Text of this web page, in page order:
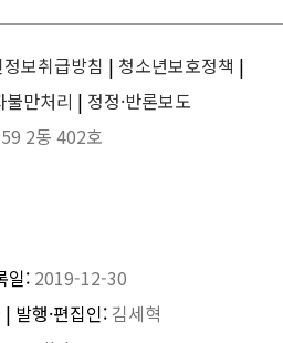
보취급방침 | 청소년보호정책 |
불만처리 | 정정·반론보도
2동 402호
일: 2019-12-30
| 발행·편집인: 김세혁